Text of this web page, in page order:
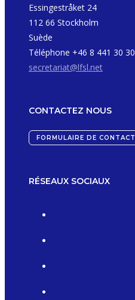
Essingestråket 24
112 66 Stockholm
Suède
Téléphone +46 8 441 30 30
secretariat@lfsl.net
CONTACTEZ NOUS
FORMULAIRE DE CONTACT
RÉSEAUX SOCIAUX